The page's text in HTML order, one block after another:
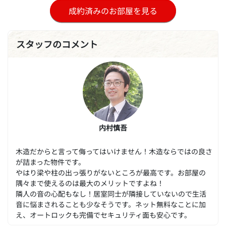
成約済みのお部屋を見る
スタッフのコメント
内村慎吾
木造だからと言って侮ってはいけません！木造ならではの良さ
が詰まった物件です。
やはり梁や柱の出っ張りがないところが最高です。お部屋の
隅々まで使えるのは最大のメリットですよね！
隣人の音の心配もなし！居室同士が隣接していないので生活
音に悩まされることも少なそうです。ネット無料なことに加
え、オートロックも完備でセキュリティ面も安心です。